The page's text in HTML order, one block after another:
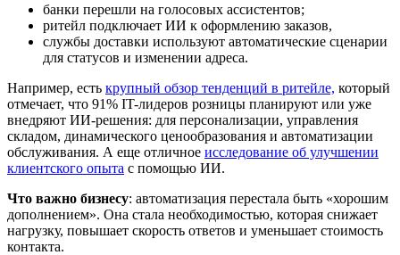
банки перешли на голосовых ассистентов;
ритейл подключает ИИ к оформлению заказов,
службы доставки используют автоматические сценарии
для статусов и изменении адреса.
Например, есть крупный обзор тенденций в ритейле, который
отмечает, что 91% IT-лидеров розницы планируют или уже
внедряют ИИ-решения: для персонализации, управления
складом, динамического ценообразования и автоматизации
обслуживания. А еще отличное исследование об улучшении
клиентского опыта с помощью ИИ.
Что важно бизнесу: автоматизация перестала быть «хорошим
дополнением». Она стала необходимостью, которая снижает
нагрузку, повышает скорость ответов и уменьшает стоимость
контакта.